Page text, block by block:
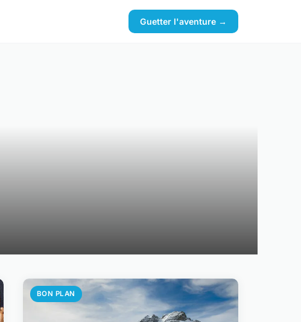
Guetter l'aventure →
BON PLAN